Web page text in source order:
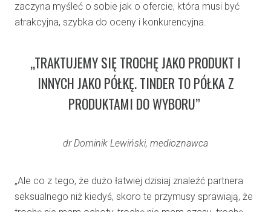
zaczyna myśleć o sobie jak o ofercie, która musi być
atrakcyjna, szybka do oceny i konkurencyjna.
„TRAKTUJEMY SIĘ TROCHĘ JAKO PRODUKT I
INNYCH JAKO PÓŁKĘ. TINDER TO PÓŁKA Z
PRODUKTAMI DO WYBORU”
dr Dominik Lewiński, medioznawca
„Ale co z tego, że dużo łatwiej dzisiaj znaleźć partnera
seksualnego niż kiedyś, skoro te przymusy sprawiają, że